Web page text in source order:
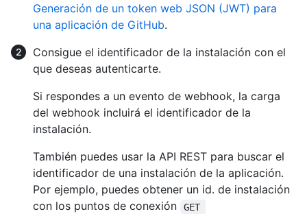
Generación de un token web JSON (JWT) para
una aplicación de GitHub.
Consigue el identificador de la instalación con el
que deseas autenticarte.
Si respondes a un evento de webhook, la carga
del webhook incluirá el identificador de la
instalación.
También puedes usar la API REST para buscar el
identificador de una instalación de la aplicación.
Por ejemplo, puedes obtener un id. de instalación
con los puntos de conexión
GET